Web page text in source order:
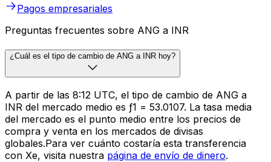
Pagos empresariales
Preguntas frecuentes sobre ANG a INR
¿Cuál es el tipo de cambio de ANG a INR hoy?
A partir de las 8:12 UTC, el tipo de cambio de ANG a
INR del mercado medio es ƒ1 = ₹53.0107. La tasa media
del mercado es el punto medio entre los precios de
compra y venta en los mercados de divisas
globales.Para ver cuánto costaría esta transferencia
con Xe, visita nuestra página de envío de dinero.